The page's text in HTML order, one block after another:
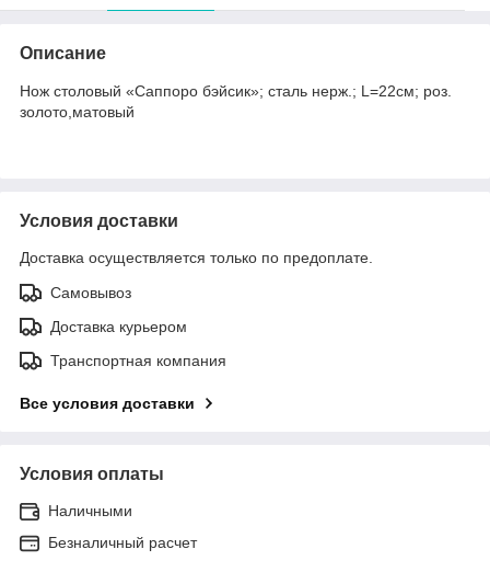
Описание
Нож столовый «Саппоро бэйсик»; сталь нерж.; L=22см; роз.
золото,матовый
Условия доставки
Доставка осуществляется только по предоплате.
Самовывоз
Доставка курьером
Транспортная компания
Все условия доставки
Условия оплаты
Наличными
Безналичный расчет